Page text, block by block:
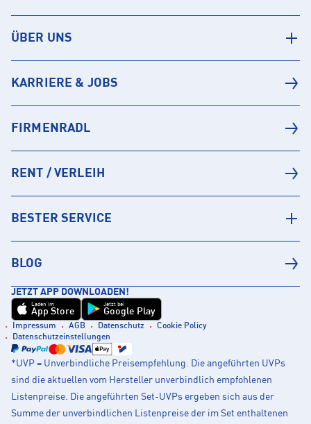
ÜBER UNS
KARRIERE & JOBS
FIRMENRADL
RENT / VERLEIH
BESTER SERVICE
BLOG
JETZT APP DOWNLOADEN!
Laden im
App Store
Jetzt bei
Google Play
Impressum AGB Datenschutz
Cookie Policy
Datenschutzeinstellungen
*UVP = Unverbindliche Preisempfehlung. Die angeführten UVPs
sind die aktuellen vom Hersteller unverbindlich empfohlenen
Listenpreise. Die angeführten Set-UVPs ergeben sich aus der
Summe der unverbindlichen Listenpreise der im Set enthaltenen